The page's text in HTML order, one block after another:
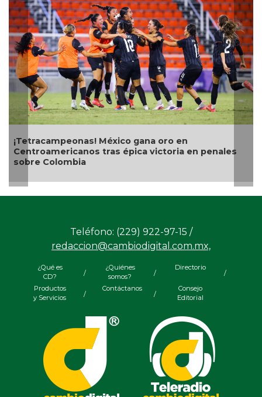
¡Tetracampeonas! México gana oro en
Centroamericanos tras épica victoria en penales
sobre Colombia
Teléfono: (229) 922-97-15 /
redaccion@cambiodigital.com.mx,
¿Qué es
CD?
/
¿Quiénes
somos?
/
Directorio
/
Productos
y Servicios
/
Contáctanos
/
Consejo
Editorial